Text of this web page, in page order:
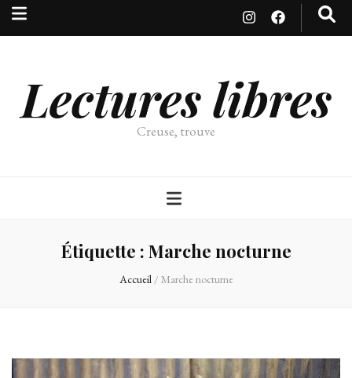
Lectures libres
Creuse, trouve
Étiquette : Marche nocturne
Accueil / Marche nocturne